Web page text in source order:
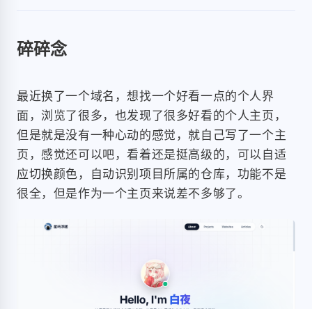
碎碎念
最近换了一个域名，想找一个好看一点的个人界
面，浏览了很多，也发现了很多好看的个人主页，
但是就是没有一种心动的感觉，就自己写了一个主
页，感觉还可以吧，看着还是挺高级的，可以自适
应切换颜色，自动识别项目所属的仓库，功能不是
很全，但是作为一个主页来说差不多够了。